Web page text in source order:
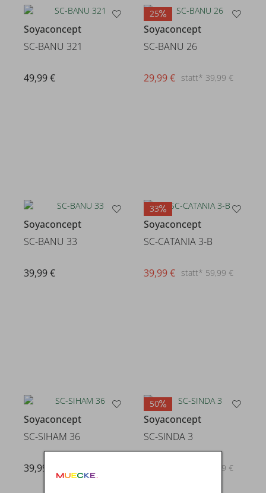
Soyaconcept
SC-BANU 321
49,99 €
25
Soyaconcept
SC-BANU 26
statt* 39,99 €
29,99 €
Soyaconcept
SC-BANU 33
39,99 €
33
Soyaconcept
SC-CATANIA 3-B
statt* 59,99 €
39,99 €
Soyaconcept
SC-SIHAM 36
39,99 €
50
Soyaconcept
SC-SINDA 3
statt* 49,99 €